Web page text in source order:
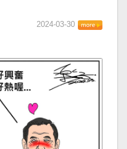
2024-03-30